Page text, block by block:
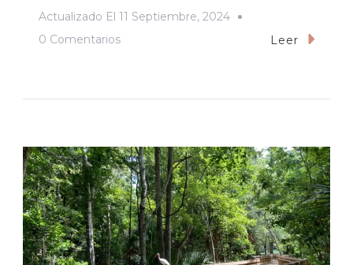
Actualizado El 11 Septiembre, 2024
0 ComentariosEn
Amado,
Es
Caer
Al
Vacío
Leer